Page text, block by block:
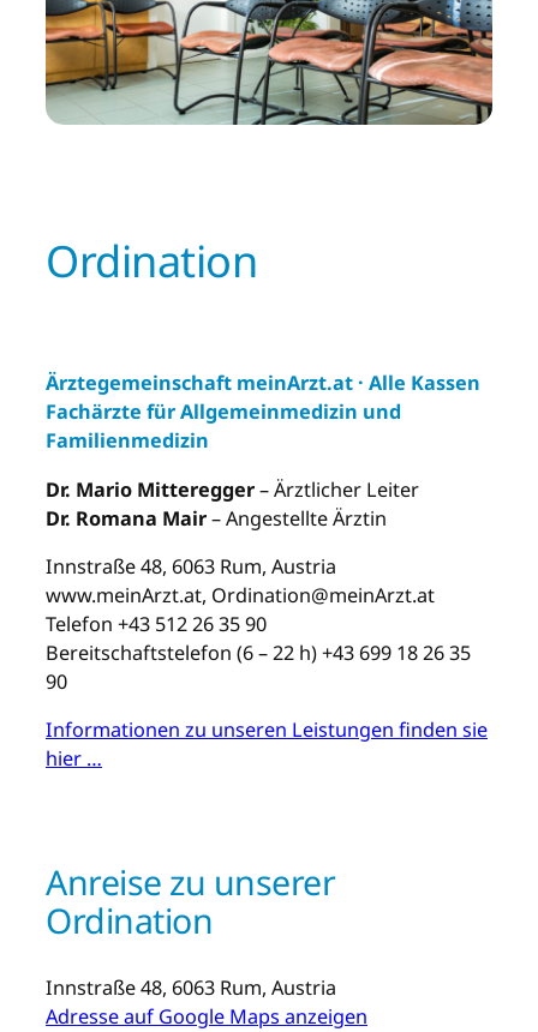
Ordination
Ärztegemeinschaft meinArzt.at · Alle Kassen
Fachärzte für Allgemeinmedizin und
Familienmedizin
Dr. Mario Mitteregger– Ärztlicher Leiter
Dr. Romana Mair– Angestellte Ärztin
Innstraße 48, 6063 Rum, Austria
www.meinArzt.at, Ordination@meinArzt.at
Telefon +43 512 26 35 90
Bereitschaftstelefon (6 – 22 h) +43 699 18 26 35
90
Informationen zu unseren Leistungen finden sie
hier …
Anreise zu unserer
Ordination
Innstraße 48, 6063 Rum, Austria
Adresse auf Google Maps anzeigen